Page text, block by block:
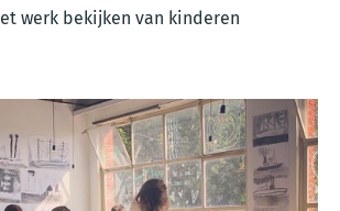
werk bekijken van kinderen